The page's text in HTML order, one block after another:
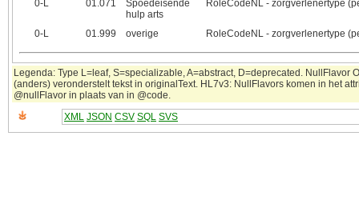
0‑L
01.071
Spoedeisende
hulp arts
RoleCodeNL - zorgverlenertype
0‑L 01.999 overige RoleCodeNL - zorgverlenertype
Legenda: Type L=leaf, S=specializable, A=abstract, D=deprecated. NullFlavor
(anders) veronderstelt tekst in originalText. HL7v3: NullFlavors komen in het
@nullFlavor in plaats van in @code.
XML JSON CSV SQL SVS